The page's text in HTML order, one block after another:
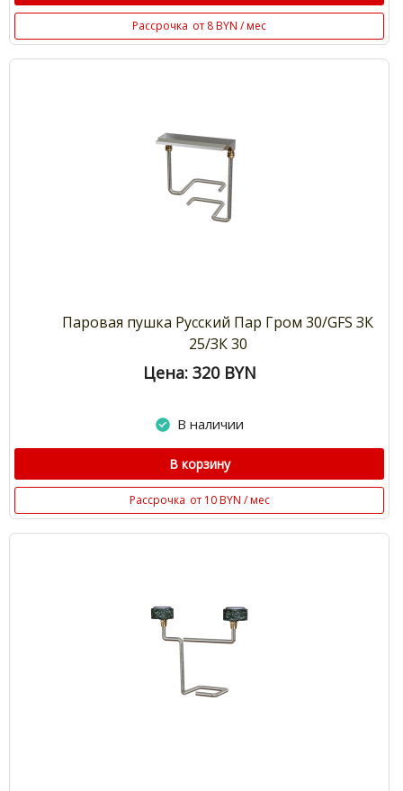
Рассрочка от 8 BYN / мес
Паровая пушка Русский Пар Гром 30/GFS ЗК
25/ЗК 30
Цена: 320 BYN
В наличии
В корзину
Рассрочка от 10 BYN / мес